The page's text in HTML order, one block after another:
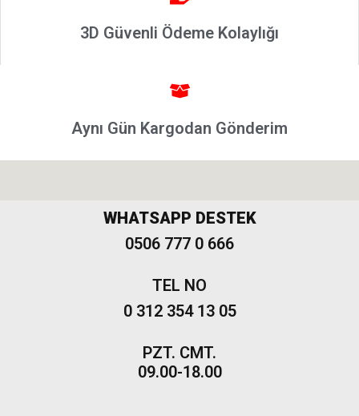
3D Güvenli Ödeme Kolaylığı
Aynı Gün Kargodan Gönderim
WHATSAPP DESTEK
0506 777 0 666
TEL NO
0 312 354 13 05
PZT. CMT.
09.00-18.00